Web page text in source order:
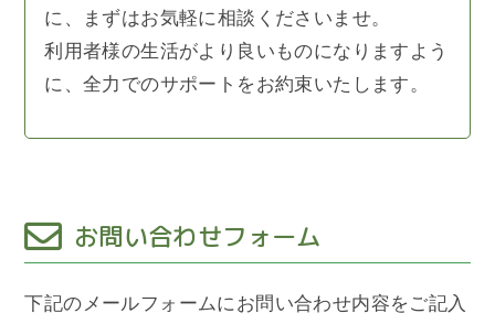
に、まずはお気軽に相談くださいませ。
利用者様の生活がより良いものになりますよう
に、全力でのサポートをお約束いたします。
お問い合わせフォーム
下記のメールフォームにお問い合わせ内容をご記入